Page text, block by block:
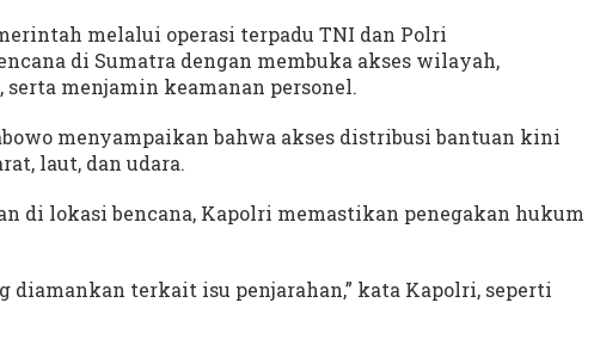
melalui operasi terpadu TNI dan Polri
di Sumatra dengan membuka akses wilayah,
menjamin keamanan personel.
menyampaikan bahwa akses distribusi bantuan kini
laut, dan udara.
di lokasi bencana, Kapolri memastikan penegakan hukum
diamankan terkait isu penjarahan,” kata Kapolri, seperti